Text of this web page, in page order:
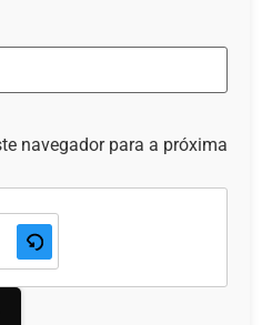
navegador para a próxima